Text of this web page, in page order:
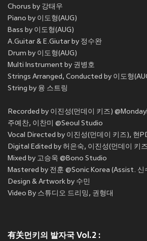
Chorus by 강태우
Piano by 이도형(AUG)
Bass by 이도형(AUG)
A.Guitar & E.Giutar by 정수완
Drum by 이도형(AUG)
Multi Instrument by 권병호
Strings Arranged, Conducted by 이도형
String by 융 스트링
Recorded by 이진성(먼데이 키즈)
주예찬, 이찬미 @Seoul Studio
Vocal Directed by 이진성(먼데이 키즈), 현
Digital Edited by 허은숙, 이진성(먼데이 키
Mixed by 고승욱 @Bono Studio
Mastered by 전훈 @Sonic Korea (Assist. 신
Design & Artwork by 수민
Video By 스튜디오 드리밍, 권형대
有关먼키의 발자국 Vol.2 :